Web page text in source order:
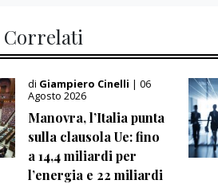
di Giampiero Cinelli | 06
Agosto 2026
Manovra, l’Italia punta
sulla clausola Ue: fino
a 14,4 miliardi per
l’energia e 22 miliardi